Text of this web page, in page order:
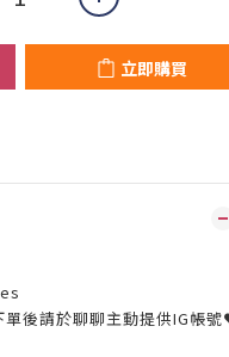
立即購買
後請於聊聊主動提供IG帳